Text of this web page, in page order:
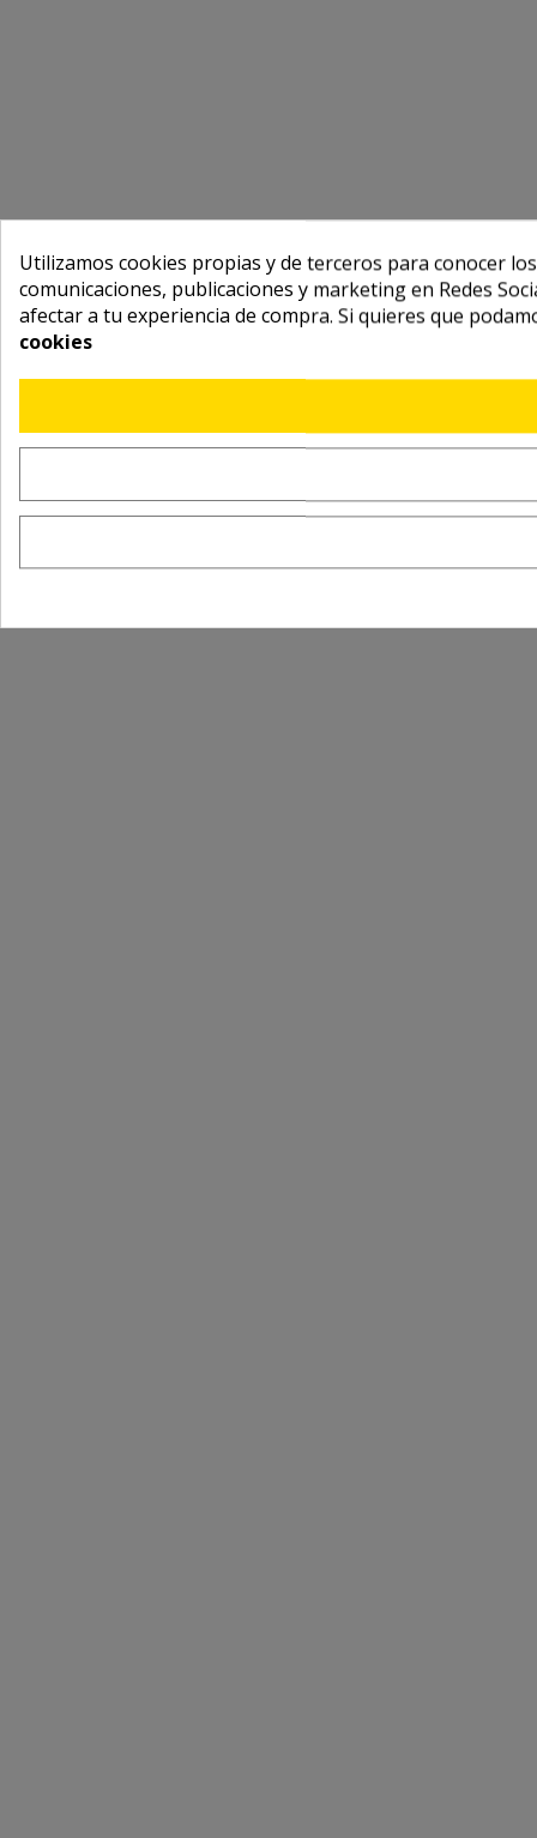
Utilizamos cookies propias y de terceros para conocer
comunicaciones, publicaciones y marketing en Redes
afectar a tu experiencia de compra. Si quieres que
cookies